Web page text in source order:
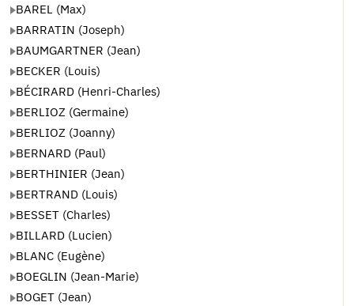
BAREL (Max)
BARRATIN (Joseph)
BAUMGARTNER (Jean)
BECKER (Louis)
BÉCIRARD (Henri-Charles)
BERLIOZ (Germaine)
BERLIOZ (Joanny)
BERNARD (Paul)
BERTHINIER (Jean)
BERTRAND (Louis)
BESSET (Charles)
BILLARD (Lucien)
BLANC (Eugène)
BOEGLIN (Jean-Marie)
BOGET (Jean)